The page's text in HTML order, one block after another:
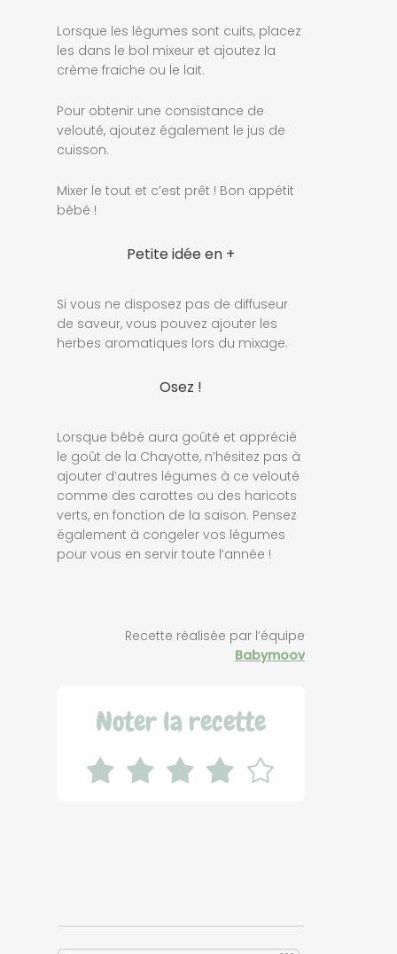
Lorsque les légumes sont cuits, placez
les dans le bol mixeur et ajoutez la
crème fraiche ou le lait.
Pour obtenir une consistance de
velouté, ajoutez également le jus de
cuisson.
Mixer le tout et c’est prêt ! Bon appétit
bébé !
Petite idée en +
Si vous ne disposez pas de diffuseur
de saveur, vous pouvez ajouter les
herbes aromatiques lors du mixage.
Osez !
Lorsque bébé aura goûté et apprécié
le goût de la Chayotte, n’hésitez pas à
ajouter d’autres légumes à ce velouté
comme des carottes ou des haricots
verts, en fonction de la saison. Pensez
également à congeler vos légumes
pour vous en servir toute l’année !
Recette réalisée par l’équipe
Babymoov
Noter la recette